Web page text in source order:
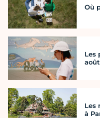
Où
Les
août
Les
à